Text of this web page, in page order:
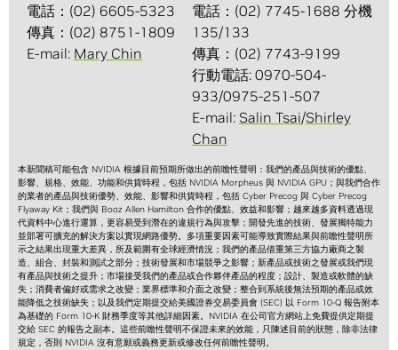
電話：(02) 6605-5323
傳真：(02) 8751-1809
E-mail: Mary Chin
電話：(02) 7745-1688 分機
135/133
傳真：(02) 7743-9199
行動電話: 0970-504-
933/0975-251-507
E-mail: Salin Tsai/Shirley
Chan
本新聞稿可能包含 NVIDIA 根據目前預期所做出的前瞻性聲明：我們的產品與技術的優點、
影響、規格、效能、功能和供貨時程，包括 NVIDIA Morpheus 與 NVIDIA GPU；與我們合作
的業者的產品與技術優勢、效能、影響和供貨時程，包括 Cyber Precog 與 Cyber Precog
Flyaway Kit；我們與 Booz Allen Hamilton 合作的優點、效益和影響；越來越多資料透過現
代資料中心進行運算，更容易受到潛在的違規行為與攻擊；開發先進的技術、發展獨特能力
並部署可擴充的解決方案以實現網路優勢。多項重要因素可能導致實際結果與前瞻性聲明所
示之結果出現重大差異，所及範圍有全球經濟情況；我們的產品借重第三方協力廠商之製
造、組合、封裝和測試之部分；技術發展和市場競爭之影響；新產品或技術之發展或我們現
有產品與技術之提升；市場接受我們的產品或合作夥伴產品的程度；設計、製造或軟體的缺
失；消費者偏好或需求之改變；業界標準和介面之改變；整合到系統後無法預期的產品或效
能降低之技術缺失；以及我們定期提交給美國證券交易委員會 (SEC) 以 Form 10-Q 報告附本
為基礎的 Form 10-K 財務季度等其他詳細因素。NVIDIA 在公司官方網站上免費提供定期提
交給 SEC 的報告之副本。這些前瞻性聲明不保證未來的效能，只陳述目前的狀態，除非法律
規定，否則 NVIDIA 沒有意願或義務更新或修改任何前瞻性聲明。